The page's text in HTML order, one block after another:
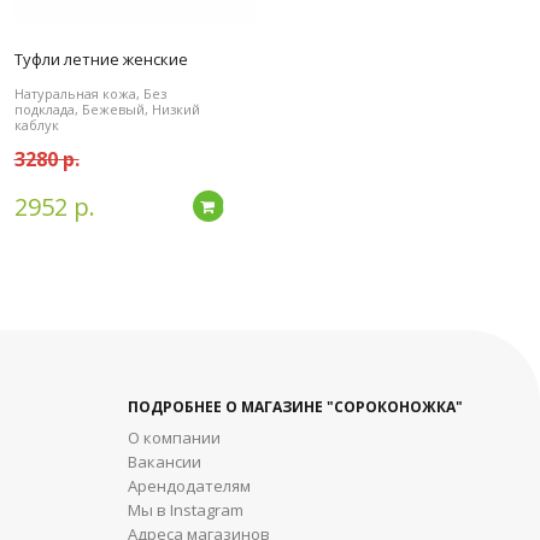
Туфли летние женские
Натуральная кожа, Без
подклада, Бежевый, Низкий
каблук
3280 р.
2952 р. Подробнее
ПОДРОБНЕЕ О МАГАЗИНЕ "СОРОКОНОЖКА"
О компании
Вакансии
Арендодателям
Мы в Instagram
Адреса магазинов